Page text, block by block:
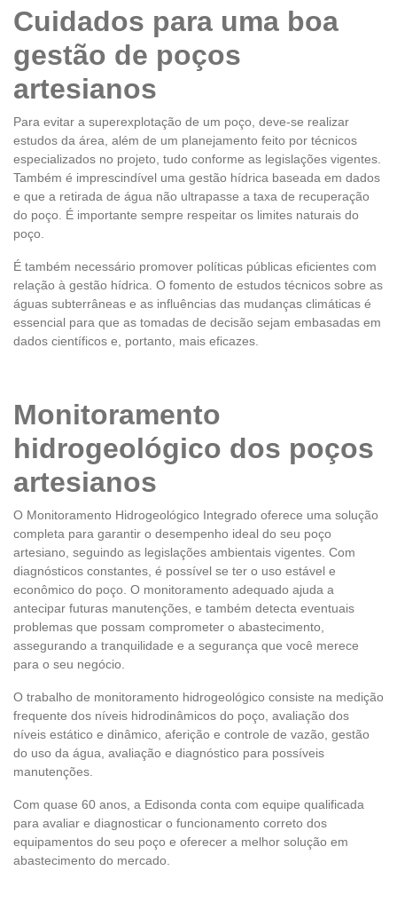
Cuidados para uma boa
gestão de poços
artesianos
Para evitar a superexplotação de um poço, deve-se realizar
estudos da área, além de um planejamento feito por técnicos
especializados no projeto, tudo conforme as legislações vigentes.
Também é imprescindível uma gestão hídrica baseada em dados
e que a retirada de água não ultrapasse a taxa de recuperação
do poço. É importante sempre respeitar os limites naturais do
poço.
É também necessário promover políticas públicas eficientes com
relação à gestão hídrica. O fomento de estudos técnicos sobre as
águas subterrâneas e as influências das mudanças climáticas é
essencial para que as tomadas de decisão sejam embasadas em
dados científicos e, portanto, mais eficazes.
Monitoramento
hidrogeológico dos poços
artesianos
O Monitoramento Hidrogeológico Integrado oferece uma solução
completa para garantir o desempenho ideal do seu poço
artesiano, seguindo as legislações ambientais vigentes. Com
diagnósticos constantes, é possível se ter o uso estável e
econômico do poço. O monitoramento adequado ajuda a
antecipar futuras manutenções, e também detecta eventuais
problemas que possam comprometer o abastecimento,
assegurando a tranquilidade e a segurança que você merece
para o seu negócio.
O trabalho de monitoramento hidrogeológico consiste na medição
frequente dos níveis hidrodinâmicos do poço, avaliação dos
níveis estático e dinâmico, aferição e controle de vazão, gestão
do uso da água, avaliação e diagnóstico para possíveis
manutenções.
Com quase 60 anos, a Edisonda conta com equipe qualificada
para avaliar e diagnosticar o funcionamento correto dos
equipamentos do seu poço e oferecer a melhor solução em
abastecimento do mercado.